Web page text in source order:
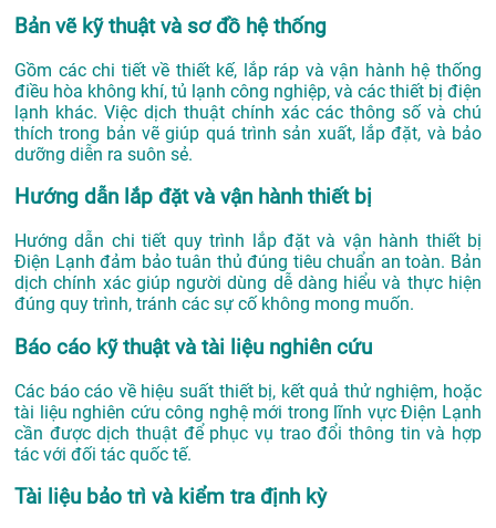
Bản vẽ kỹ thuật và sơ đồ hệ thống
Gồm các chi tiết về thiết kế, lắp ráp và vận hành hệ thống
điều hòa không khí, tủ lạnh công nghiệp, và các thiết bị điện
lạnh khác. Việc dịch thuật chính xác các thông số và chú
thích trong bản vẽ giúp quá trình sản xuất, lắp đặt, và bảo
dưỡng diễn ra suôn sẻ.
Hướng dẫn lắp đặt và vận hành thiết bị
Hướng dẫn chi tiết quy trình lắp đặt và vận hành thiết bị
Điện Lạnh đảm bảo tuân thủ đúng tiêu chuẩn an toàn. Bản
dịch chính xác giúp người dùng dễ dàng hiểu và thực hiện
đúng quy trình, tránh các sự cố không mong muốn.
Báo cáo kỹ thuật và tài liệu nghiên cứu
Các báo cáo về hiệu suất thiết bị, kết quả thử nghiệm, hoặc
tài liệu nghiên cứu công nghệ mới trong lĩnh vực Điện Lạnh
cần được dịch thuật để phục vụ trao đổi thông tin và hợp
tác với đối tác quốc tế.
Tài liệu bảo trì và kiểm tra định kỳ